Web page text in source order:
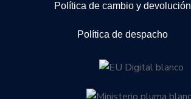
Política de cambio y devolución
Política de despacho